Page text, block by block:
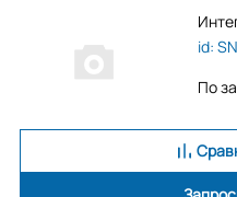
id:
По